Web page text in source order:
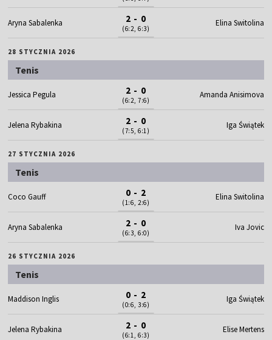
Aryna Sabalenka 2 - 0
(6:2, 6:3)
Elina Switolina
28 STYCZNIA 2026
Tenis
Jessica Pegula 2 - 0
(6:2, 7:6)
Amanda Anisimova
Jelena Rybakina 2 - 0
(7:5, 6:1)
Iga Świątek
27 STYCZNIA 2026
Tenis
Coco Gauff 0 - 2
(1:6, 2:6)
Elina Switolina
Aryna Sabalenka 2 - 0
(6:3, 6:0)
Iva Jovic
26 STYCZNIA 2026
Tenis
Maddison Inglis 0 - 2
(0:6, 3:6)
Iga Świątek
Jelena Rybakina 2 - 0
(6:1, 6:3)
Elise Mertens